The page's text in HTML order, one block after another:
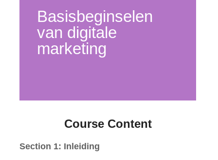
Basisbeginselen
van digitale
marketing
Course Content
Section 1: Inleiding